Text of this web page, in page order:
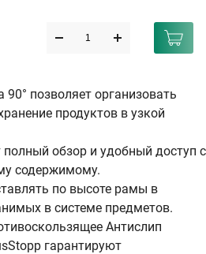
позволяет организовать
продуктов в узкой
обзор и удобный доступ с
содержимому.
по высоте рамы в
в системе предметов.
Антислип
гарантируют